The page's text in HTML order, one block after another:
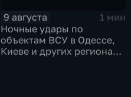
9 августа
1 мин
Ночные удары по
объектам ВСУ в Одессе,
Киеве и других регионах